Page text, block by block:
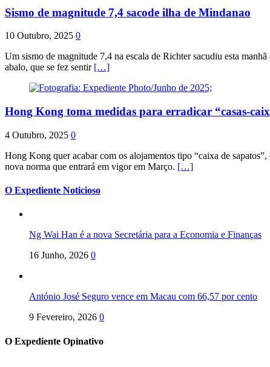
Sismo de magnitude 7,4 sacode ilha de Mindanao
10 Outubro, 2025 0
Um sismo de magnitude 7,4 na escala de Richter sacudiu esta
abalo, que se fez sentir […]
Hong Kong toma medidas para erradicar “casas-
4 Outubro, 2025 0
Hong Kong quer acabar com os alojamentos tipo “caixa de
nova norma que entrará em vigor em Março. […]
O Expediente Noticioso
Ng Wai Han é a nova Secretária para a Economia e Finanças
16 Junho, 2026 0
António José Seguro vence em Macau com 66,57 por cento
9 Fevereiro, 2026 0
O Expediente Opinativo